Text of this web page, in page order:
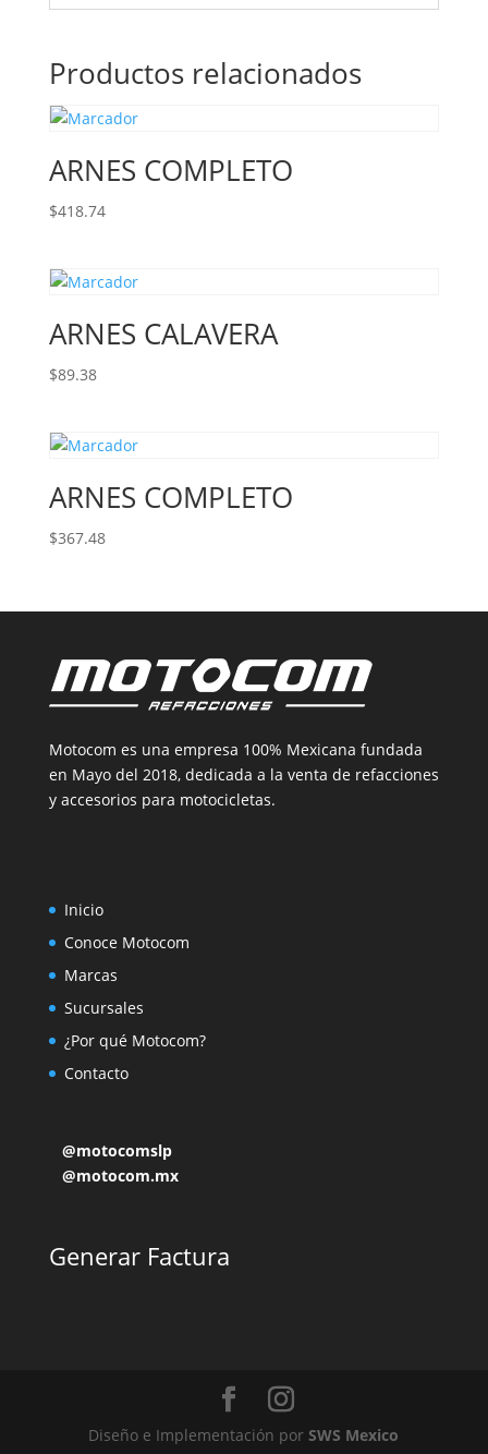
Productos relacionados
ARNES COMPLETO
$418.74
ARNES CALAVERA
$89.38
ARNES COMPLETO
$367.48
Motocom es una empresa 100% Mexicana fundada
en Mayo del 2018, dedicada a la venta de refacciones
y accesorios para motocicletas.
Inicio
Conoce Motocom
Marcas
Sucursales
¿Por qué Motocom?
Contacto
@motocomslp
@motocom.mx
Generar Factura
Diseño e Implementación porSWS Mexico